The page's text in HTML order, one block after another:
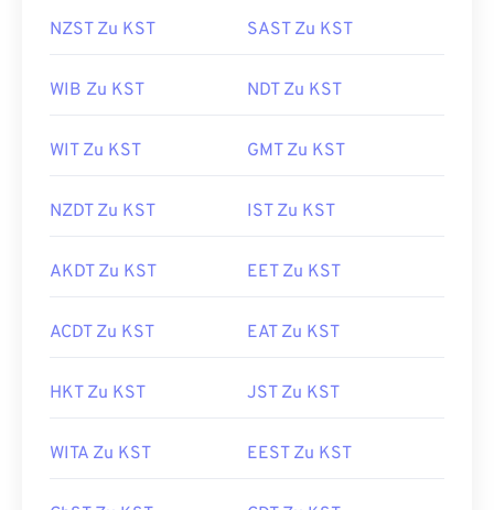
NZST Zu KST SAST Zu KST
WIB Zu KST NDT Zu KST
WIT Zu KST GMT Zu KST
NZDT Zu KST IST Zu KST
AKDT Zu KST EET Zu KST
ACDT Zu KST EAT Zu KST
HKT Zu KST JST Zu KST
WITA Zu KST EEST Zu KST